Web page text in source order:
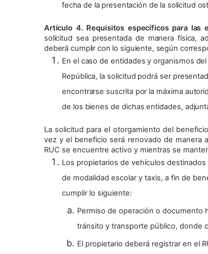
fecha de la presentación de la solicitud
Artículo 4. Requisitos específicos para las
solicitud sea presentada de manera física,
deberá cumplir con lo siguiente, según
En el caso de entidades y organismos
República, la solicitud podrá ser
encontrarse suscrita por la máxima
de los bienes de dichas entidades,
La solicitud para el otorgamiento del
vez y el beneficio será renovado de manera
RUC se encuentre activo y mientras se
Los propietarios de vehículos
de modalidad escolar y taxis, a fin de
cumplir lo siguiente:
Permiso de operación o documento
tránsito y transporte público, donde
El propietario deberá registrar en el